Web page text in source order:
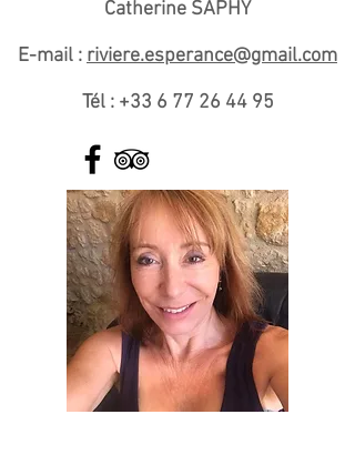
Catherine SAPHY
E-mail : riviere.esperance@gmail.com
Tél : +33 6 77 26 44 95